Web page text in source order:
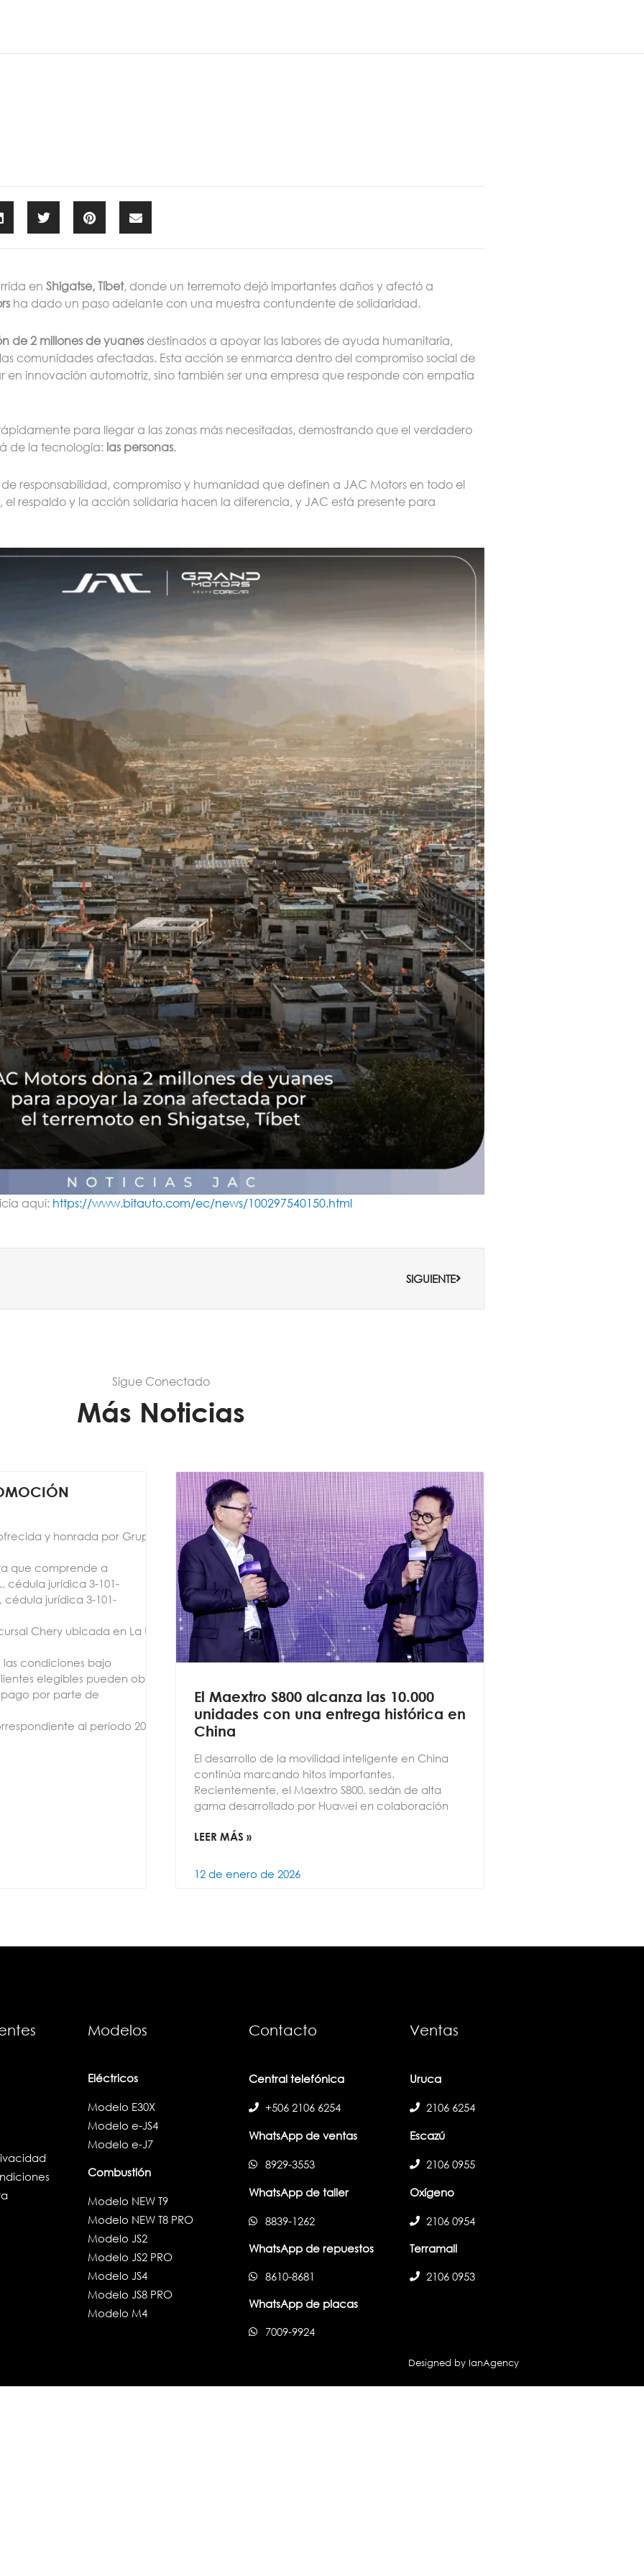
en Shigatse, Tíbet, donde un terremoto dejó importantes daños y afectó a
ha dado un paso adelante con una muestra contundente de solidaridad.
de 2 millones de yuanes destinados a apoyar las labores de ayuda humanitaria,
comunidades afectadas. Esta acción se enmarca dentro del compromiso social de
en innovación automotriz, sino también ser una empresa que responde con empatía
para llegar a las zonas más necesitadas, demostrando que el verdadero
de la tecnología: las personas.
de responsabilidad, compromiso y humanidad que definen a JAC Motors en todo el
el respaldo y la acción solidaria hacen la diferencia, y JAC está presente para
aquí: https://www.bitauto.com/ec/news/100297540150.html
SIGUIENTE
Sigue Conectado
Más Noticias
y honrada por Grupo
que comprende a
cédula jurídica 3-101-
cédula jurídica 3-101-
Chery ubicada en La Uruca,
condiciones bajo
elegibles pueden obtener,
por parte de
al período 2027
El Maextro S800 alcanza las 10.000
unidades con una entrega histórica en
China
El desarrollo de la movilidad inteligente en China
continúa marcando hitos importantes.
Recientemente, el Maextro S800, sedán de alta
gama desarrollado por Huawei en colaboración
LEER MÁS »
12 de enero de 2026
Modelos
Eléctricos
Modelo E30X
Modelo e-JS4
Modelo e-J7
Combustión
Modelo NEW T9
Modelo NEW T8 PRO
Modelo JS2
Modelo JS2 PRO
Modelo JS4
Modelo JS8 PRO
Modelo M4
Contacto
Central telefónica
+506 2106 6254
WhatsApp de ventas
8929-3553
WhatsApp de taller
8839-1262
WhatsApp de repuestos
8610-8681
WhatsApp de placas
7009-9924
Ventas
Uruca
2106 6254
Escazú
2106 0955
Oxígeno
2106 0954
Terramall
2106 0953
Designed by IanAgency